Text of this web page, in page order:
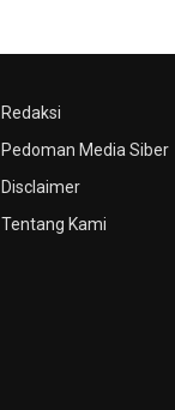
Redaksi
Pedoman Media Siber
Disclaimer
Tentang Kami